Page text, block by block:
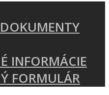
INFORMÁCIE
FORMULÁR